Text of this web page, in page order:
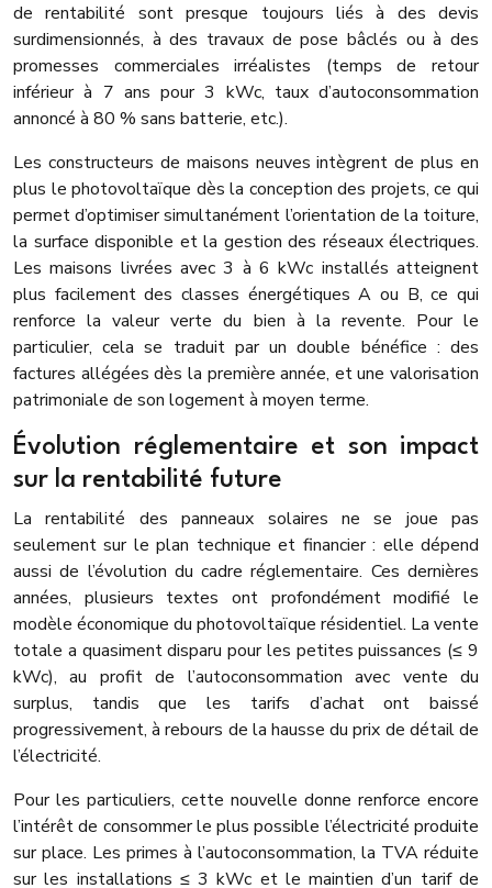
de rentabilité sont presque toujours liés à des devis
surdimensionnés, à des travaux de pose bâclés ou à des
promesses commerciales irréalistes (temps de retour
inférieur à 7 ans pour 3 kWc, taux d’autoconsommation
annoncé à 80 % sans batterie, etc.).
Les constructeurs de maisons neuves intègrent de plus en
plus le photovoltaïque dès la conception des projets, ce qui
permet d’optimiser simultanément l’orientation de la toiture,
la surface disponible et la gestion des réseaux électriques.
Les maisons livrées avec 3 à 6 kWc installés atteignent
plus facilement des classes énergétiques A ou B, ce qui
renforce la valeur verte du bien à la revente. Pour le
particulier, cela se traduit par un double bénéfice : des
factures allégées dès la première année, et une valorisation
patrimoniale de son logement à moyen terme.
Évolution réglementaire et son impact
sur la rentabilité future
La rentabilité des panneaux solaires ne se joue pas
seulement sur le plan technique et financier : elle dépend
aussi de l’évolution du cadre réglementaire. Ces dernières
années, plusieurs textes ont profondément modifié le
modèle économique du photovoltaïque résidentiel. La vente
totale a quasiment disparu pour les petites puissances (≤ 9
kWc), au profit de l’autoconsommation avec vente du
surplus, tandis que les tarifs d’achat ont baissé
progressivement, à rebours de la hausse du prix de détail de
l’électricité.
Pour les particuliers, cette nouvelle donne renforce encore
l’intérêt de consommer le plus possible l’électricité produite
sur place. Les primes à l’autoconsommation, la TVA réduite
sur les installations ≤ 3 kWc et le maintien d’un tarif de